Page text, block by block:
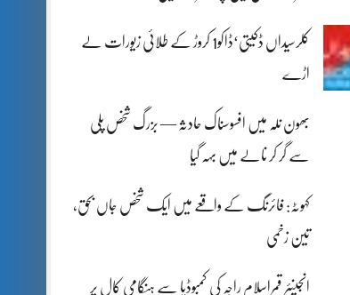
کلرسیداں ڈکیتی‘ڈاکو1 کروڑ کے طلائی زیورات لے
اڑے
بھون نلہ میں افسوسناک حادثہ — بزرگ شخص پلی
سے گر کر نالے میں بہہ گیا
کہوٹہ: فائرنگ کے واقعے میں ایک شخص جاں بحق،
تین زخمی
انجینئر قمراسلام راجہ کی کمبوڈیا سے ہنگامی کال پر